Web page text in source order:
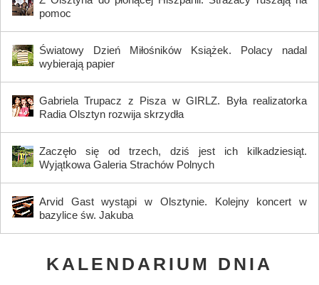
pomoc
Światowy Dzień Miłośników Książek. Polacy nadal
wybierają papier
Gabriela Trupacz z Pisza w GIRLZ. Była realizatorka
Radia Olsztyn rozwija skrzydła
Zaczęło się od trzech, dziś jest ich kilkadziesiąt.
Wyjątkowa Galeria Strachów Polnych
Arvid Gast wystąpi w Olsztynie. Kolejny koncert w
bazylice św. Jakuba
KALENDARIUM DNIA